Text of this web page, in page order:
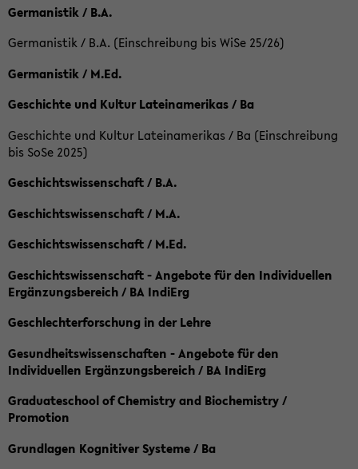
Germanistik / B.A.
Germanistik / B.A. (Einschreibung bis WiSe 25/26)
Germanistik / M.Ed.
Geschichte und Kultur Lateinamerikas / Ba
Geschichte und Kultur Lateinamerikas / Ba (Einschreibung
bis SoSe 2025)
Geschichtswissenschaft / B.A.
Geschichtswissenschaft / M.A.
Geschichtswissenschaft / M.Ed.
Geschichtswissenschaft - Angebote für den Individuellen
Ergänzungsbereich / BA IndiErg
Geschlechterforschung in der Lehre
Gesundheitswissenschaften - Angebote für den
Individuellen Ergänzungsbereich / BA IndiErg
Graduateschool of Chemistry and Biochemistry /
Promotion
Grundlagen Kognitiver Systeme / Ba